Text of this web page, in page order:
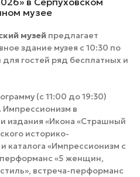
музее
музей предлагает
здание музея с 10:30 по
гостей ряд бесплатных и
(с 11:00 до 19:30)
Импрессионизм в
издания «Икона «Страшный
историко-
каталога «Импрессионизм с
«5 женщин,
встреча-перформанс